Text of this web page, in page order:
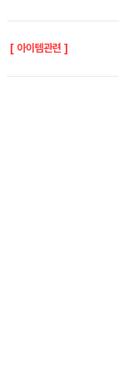
[ 아이템관련 ]